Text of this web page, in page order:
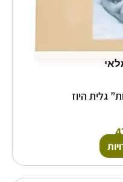
גלית היוז